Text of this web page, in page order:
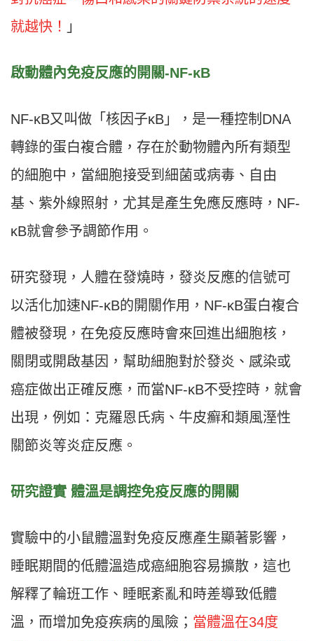
就越快！ 」
啟動體內免疫反應的開關-NF-κB
NF-κB又叫做「核因子κB」，是一種控制DNA
轉錄的蛋白複合體，存在於動物體內所有類型
的細胞中，當細胞接受到細菌或病毒、自由
基、紫外線照射，尤其是產生免應反應時，NF-
κB就會參予調節作用。
研究發現，人體在發燒時，發炎反應的信號可
以活化加速NF-κB的開關作用，NF-κB蛋白複合
體被發現，在免疫反應時會來回進出細胞核，
關閉或開啟基因，幫助細胞對於發炎、感染或
癌症做出正確反應，而當NF-κB不受控時，就會
出現，例如：克羅恩氏病、牛皮癬和類風溼性
關節炎等炎症反應。
研究證實 體溫是調控免疫反應的開關
實驗中的小鼠體溫對免疫反應產生顯著影響，
睡眠期間的低體溫造成癌細胞容易擴散，這也
解釋了輪班工作、睡眠紊亂和時差導致低體
溫，而增加免疫疾病的風險； 當體溫在34度